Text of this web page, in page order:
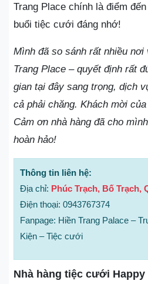
Trang Place chính là điểm
buổi tiệc cưới đáng nhớ!
Mình đã so sánh rất nhiều nơi
Trang Place – quyết định rất
gian tại đây sang trọng, dịch
cả phải chăng. Khách mời
Cảm ơn nhà hàng đã cho
hoàn hảo!
Thông tin liên hệ:
Địa chỉ: Phúc Trạch, Bố Trạch,
Điện thoại: 0943767374
Fanpage: Hiền Trang Palace –
Kiện – Tiệc cưới
Nhà hàng tiệc cưới Happy